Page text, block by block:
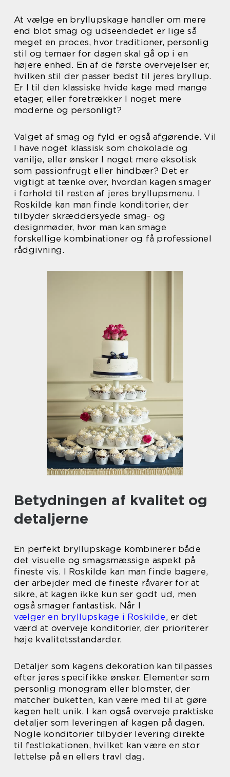
At vælge en bryllupskage handler om mere
end blot smag og udseendedet er lige så
meget en proces, hvor traditioner, personlig
stil og temaer for dagen skal gå op i en
højere enhed. En af de første overvejelser er,
hvilken stil der passer bedst til jeres bryllup.
Er I til den klassiske hvide kage med mange
etager, eller foretrækker I noget mere
moderne og personligt?
Valget af smag og fyld er også afgørende. Vil
I have noget klassisk som chokolade og
vanilje, eller ønsker I noget mere eksotisk
som passionfrugt eller hindbær? Det er
vigtigt at tænke over, hvordan kagen smager
i forhold til resten af jeres bryllupsmenu. I
Roskilde kan man finde konditorier, der
tilbyder skræddersyede smag- og
designmøder, hvor man kan smage
forskellige kombinationer og få professionel
rådgivning.
Betydningen af kvalitet og
detaljerne
En perfekt bryllupskage kombinerer både
det visuelle og smagsmæssige aspekt på
fineste vis. I Roskilde kan man finde bagere,
der arbejder med de fineste råvarer for at
sikre, at kagen ikke kun ser godt ud, men
også smager fantastisk. Når I
vælger en bryllupskage i Roskilde, er det
værd at overveje konditorier, der prioriterer
høje kvalitetsstandarder.
Detaljer som kagens dekoration kan tilpasses
efter jeres specifikke ønsker. Elementer som
personlig monogram eller blomster, der
matcher buketten, kan være med til at gøre
kagen helt unik. I kan også overveje praktiske
detaljer som leveringen af kagen på dagen.
Nogle konditorier tilbyder levering direkte
til festlokationen, hvilket kan være en stor
lettelse på en ellers travl dag.